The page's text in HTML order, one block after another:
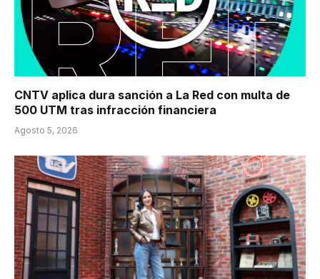
CNTV aplica dura sanción a La Red con multa de
500 UTM tras infracción financiera
Agosto 5, 2026